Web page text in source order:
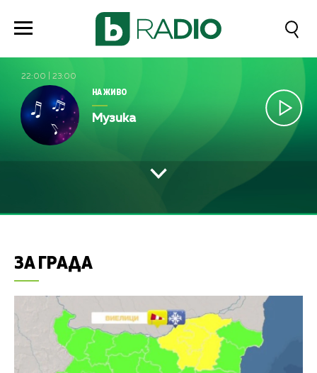
22:00 23:00
НА ЖИВО
Музика
ЗА ГРАДА